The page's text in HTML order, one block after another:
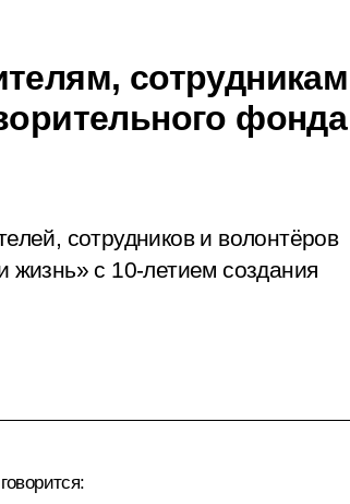
сотрудникам
фонда
сотрудников и волонтёров
жизнь» с 10-летием создания